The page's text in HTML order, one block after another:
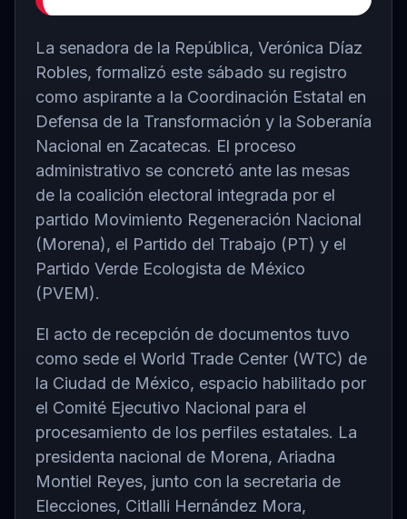
La senadora de la República, Verónica Díaz
Robles, formalizó este sábado su registro
como aspirante a la Coordinación Estatal en
Defensa de la Transformación y la Soberanía
Nacional en Zacatecas. El proceso
administrativo se concretó ante las mesas
de la coalición electoral integrada por el
partido Movimiento Regeneración Nacional
(Morena), el Partido del Trabajo (PT) y el
Partido Verde Ecologista de México
(PVEM).
El acto de recepción de documentos tuvo
como sede el World Trade Center (WTC) de
la Ciudad de México, espacio habilitado por
el Comité Ejecutivo Nacional para el
procesamiento de los perfiles estatales. La
presidenta nacional de Morena, Ariadna
Montiel Reyes, junto con la secretaria de
Elecciones, Citlalli Hernández Mora,